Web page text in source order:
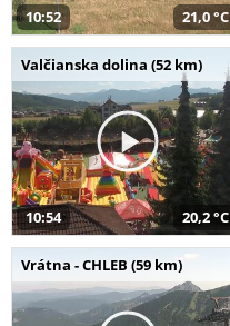
10:52 21,0 °C
Valčianska dolina (52 km)
10:54 20,2 °C
Vrátna - CHLEB (59 km)